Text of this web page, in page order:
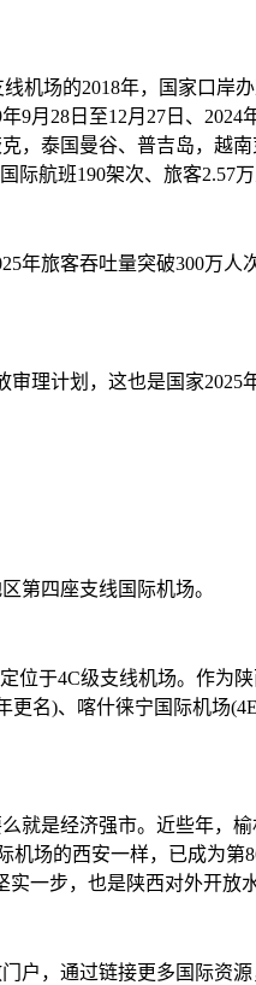
场的2018年，国家口岸
28日至12月27日、2024
，泰国曼谷、普吉岛，越
航班190架次、旅客2.57
旅客吞吐量突破300万人
理计划，这也是国家2025
第四座支线国际机场。
于4C级支线机场。作为
名)、喀什徕宁国际机场
是经济强市。近些年，榆
场的西安一样，已成为
一步，也是陕西对外开放
，通过链接更多国际资源